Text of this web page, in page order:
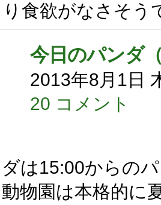
食欲がなさそう
今日のパンダ
2013年8月1日
20 コメント
は15:00からの
物園は本格的に